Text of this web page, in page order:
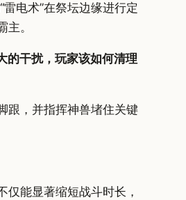
电术”在祭坛边缘进行定
。
的干扰，玩家该如何清理
跟，并指挥神兽堵住关键
能显著缩短战斗时长，